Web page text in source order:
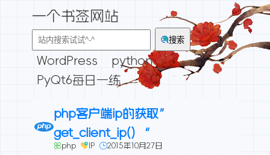
一个书签网站
搜索
WordPress
python
PyQt6每日一练
php客户端ip的获取”
get_client_ip() “
php IP 2015年10月27日